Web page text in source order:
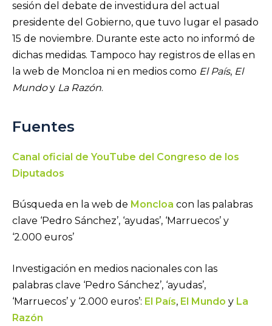
sesión del debate de investidura del actual
presidente del Gobierno, que tuvo lugar el pasado
15 de noviembre. Durante este acto no informó de
dichas medidas. Tampoco hay registros de ellas en
la web de Moncloa ni en medios como El País, El
Mundoy La Razón.
Fuentes
Canal oficial de YouTube del Congreso de los
Diputados
Búsqueda en la web de Moncloa con las palabras
clave ‘Pedro Sánchez’, ‘ayudas’, ‘Marruecos’ y
‘2.000 euros’
Investigación en medios nacionales con las
palabras clave ‘Pedro Sánchez’, ‘ayudas’,
‘Marruecos’ y ‘2.000 euros’: El País, El Mundo y La
Razón